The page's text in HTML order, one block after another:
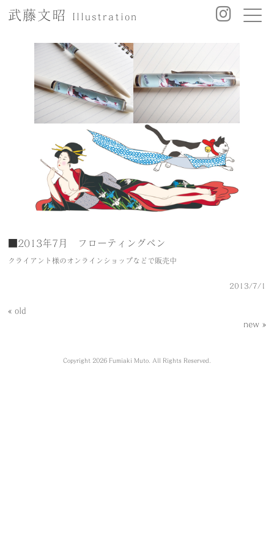
武藤文昭 Illustration
■2013年7月 フローティングペン
クライアント様のオンラインショップなどで販売中
2013/7/1
« old
new »
Copyright 2026 Fumiaki Muto. All Rights Reserved.